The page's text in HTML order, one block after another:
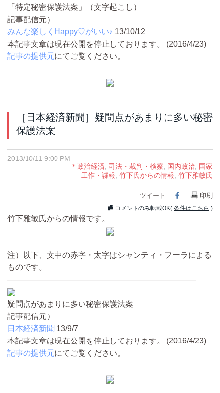
「特定秘密保護法案」（文字起こし）
記事配信元）
みんな楽しくHappy♡がいい♪ 13/10/12
本記事文章は現在公開を停止しております。 (2016/4/23)
記事の提供元にてご覧ください。
［日本経済新聞］疑問点があまりに多い秘密
保護法案
2013/10/11 9:00 PM
＊政治経済 司法・裁判・検察 国内政治
国家
工作・諜報 竹下氏からの情報 竹下雅敏氏
ツイート Facebook
印刷
コメントのみ転載OK( 条件はこちら )
竹下雅敏氏からの情報です。
注）以下、文中の赤字・太字はシャンティ・フーラによる
ものです。
————————————————————————
疑問点があまりに多い秘密保護法案
記事配信元）
日本経済新聞 13/9/7
本記事文章は現在公開を停止しております。 (2016/4/23)
記事の提供元にてご覧ください。